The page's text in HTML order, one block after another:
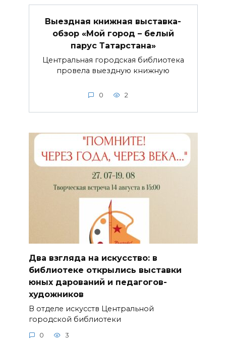
Выездная книжная выставка-
обзор «Мой город – белый
парус Татарстана»
Центральная городская библиотека
провела выездную книжную
0 2
Два взгляда на искусство: в
библиотеке открылись выставки
юных дарований и педагогов-
художников
В отделе искусств Центральной
городской библиотеки
0 3